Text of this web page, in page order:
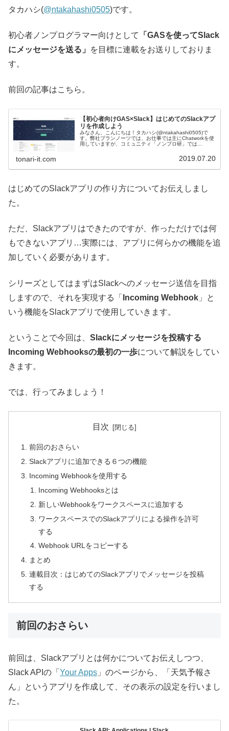
タカハシ(@ntakahashi0505)です。
初心者ノンプログラマー向けとして
「GASを使ってSlack
にメッセージを送る」
を目標に連載をお送りしておりま
す。
前回の記事はこちら。
【初心者向けGAS×Slack】はじめてのSlackアプ
リを作成しよう
みなさん、こんにちは！タカハシ(@ntakahashi0505)で
す。弊社プランノーツでは、お仕事では主にChatworkを使
用していますが、コミュニティ「ノンプロ研」では
tonari-it.com 2019.07.20
はじめてのSlackアプリの作り方についてお伝えしまし
た。
ただ、Slackアプリはできたのですが、作っただけでは何
もできないアプリ…実際には、アプリに何らかの機能を追
加していく必要があります。
シリーズとしてはまずはSlackへのメッセージ送信を目指
しますので、それを実現する「
Incoming Webhook 」と
いう機能をSlackアプリで使用していきます。
ということで今回は、 Slackにメッセージを投稿する
Incoming Webhooksの最初の一歩について解説をしてい
きます。
では、行ってみましょう！
目次
前回のおさらい
Slackアプリに追加できる６つの機能
Incoming Webhookを使用する
Incoming Webhooksとは
新しいWebhookをワークスペースに追加する
ワークスペースでのSlackアプリによる操作を許可
する
Webhook URLをコピーする
まとめ
連載目次：はじめてのSlackアプリでメッセージを投稿
する
前回のおさらい
前回は、Slackアプリとは何かについてお伝えしつつ、
Slack APIの「 Your Apps 」のページから、「天気予報さ
ん」というアプリを作成して、その表示の設定を行いまし
た。